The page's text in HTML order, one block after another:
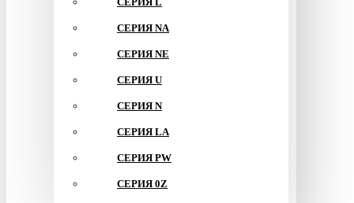
СЕРИЯ NA
СЕРИЯ NE
СЕРИЯ U
СЕРИЯ N
СЕРИЯ LA
СЕРИЯ PW
СЕРИЯ 0Z